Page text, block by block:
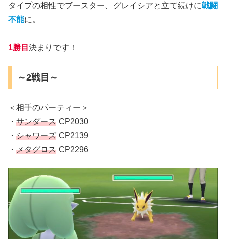
タイプの相性でブースター、グレイシアと立て続けに戦闘
不能に。
1勝目 決まりです！
～2戦目～
＜相手のパーティー＞
・ サンダース CP2030
・ シャワーズ CP2139
・ メタグロス CP2296